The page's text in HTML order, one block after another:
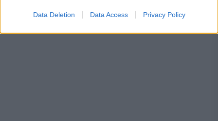
Data Deletion Data Access Privacy Policy